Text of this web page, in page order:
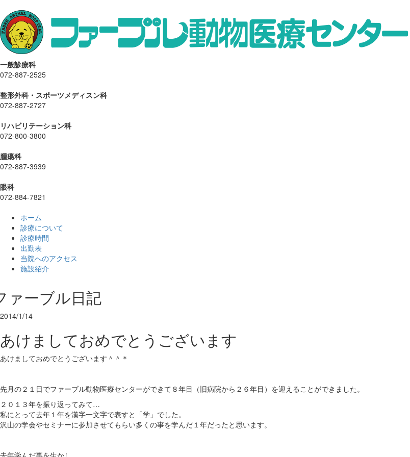
一般診療科
072-887-2525
整形外科・スポーツメディスン科
072-887-2727
リハビリテーション科
072-800-3800
腫瘍科
072-887-3939
眼科
072-884-7821
ホーム
診療について
診療時間
出勤表
当院へのアクセス
施設紹介
ァーブル日記
2014/1/14
あけましておめでとうございます
あけましておめでとうございます＾＾＊
先月の２１日でファーブル動物医療センターができて８年目（旧病院から２６年目）を迎えることができました。
２０１３年を振り返ってみて…
私にとって去年１年を漢字一文字で表すと「学」でした。
沢山の学会やセミナーに参加させてもらい多くの事を学んだ１年だったと思います。
去年学んだ事を生かし、